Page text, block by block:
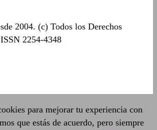
2004. (c) Todos los Derechos
2254-4348
para mejorar tu experiencia con
que estás de acuerdo, pero siempre